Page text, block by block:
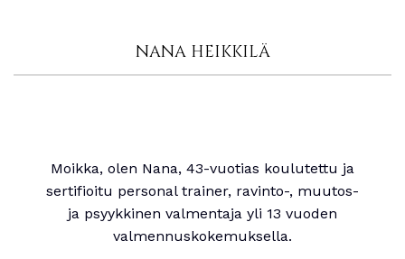
NANA HEIKKILÄ
Moikka, olen Nana, 43-vuotias koulutettu ja
sertifioitu personal trainer, ravinto-, muutos-
ja psyykkinen valmentaja yli 13 vuoden
valmennuskokemuksella.